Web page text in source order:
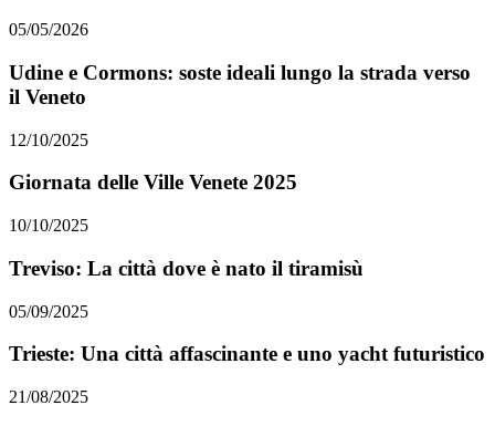
05/05/2026
Udine e Cormons: soste ideali lungo la strada verso
il Veneto
12/10/2025
Giornata delle Ville Venete 2025
10/10/2025
Treviso: La città dove è nato il tiramisù
05/09/2025
Trieste: Una città affascinante e uno yacht futuristico
21/08/2025